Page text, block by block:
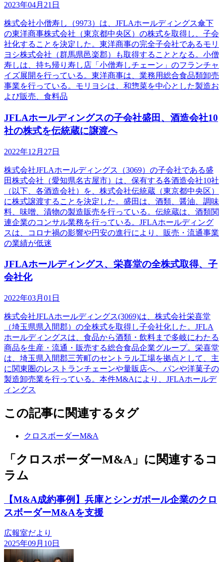
2023年04月21日
株式会社小僧寿し（9973）は、JFLAホールディングス傘下
の東洋商事株式会社（東京都中央区）の株式を取得し、子会
社化することを決定した。東洋商事の完全子会社であるモリ
ヨシ株式会社（群馬県邑楽郡）も取得することとなる。小僧
寿しは、持ち帰り寿し店「小僧寿しチェーン」のフランチャ
イズ展開を行っている。東洋商事は、業務用総合食品類卸売
事業を行っている。モリヨシは、和惣菜を中心とした製造お
よび販売、食料品
JFLAホールディングスの子会社盛田、酒造会社10
社の株式を伝統蔵に譲渡へ
2022年12月27日
株式会社JFLAホールディングス（3069）の子会社である盛
田株式会社（愛知県名古屋市）は、保有する各酒造会社10社
（以下、各酒造会社）を、株式会社伝統蔵（東京都中央区）
に株式譲渡することを決定した。盛田は、酒類、醤油、調味
料、味噌、漬物の製造販売を行っている。伝統蔵は、酒類関
連企業のコンサル業務を行っている。JFLAホールディング
スは、コロナ禍の影響や円安の進行により、販売・流通事業
の業績が低迷
JFLAホールディングス、栄喜堂の全株式取得、子
会社化
2022年03月01日
株式会社JFLAホールディングス(3069)は、株式会社栄喜堂
（埼玉県県入間郡）の全株式を取得し子会社化した。JFLA
ホールディングスは、食品から酒類・飲料まで多岐にわたる
商品を生産・流通・販売する総合食品企業グループ。栄喜堂
は、埼玉県入間郡三芳町のセントラル工場を拠点として、主
に関東圏のレストランチェーンや量販店へ、パンや洋菓子の
製造卸売業を行っている。本件M&Aにより、JFLAホールデ
ィングス
この記事に関連するタグ
クロスボーダーM&A
「クロスボーダーM&A」に関連するコ
ラム
【M&A成約事例】兵庫とシンガポール企業のクロ
スボーダーM&Aを支援
広報室だより
2025年09月10日